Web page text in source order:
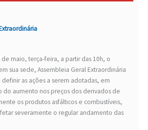
maio, terça-feira, a partir das 10h, o
sua sede, Assembleia Geral Extraordinária
as ações a serem adotadas, em
do aumento nos preços dos derivados de
os produtos asfálticos e combustíveis,
severamente o regular andamento das